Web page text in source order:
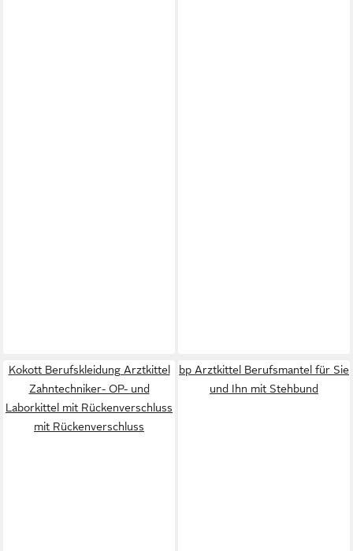
Kokott Berufskleidung Arztkittel
Zahntechniker- OP- und
Laborkittel mit Rückenverschluss
mit Rückenverschluss
bp Arztkittel Berufsmantel für Sie
und Ihn mit Stehbund